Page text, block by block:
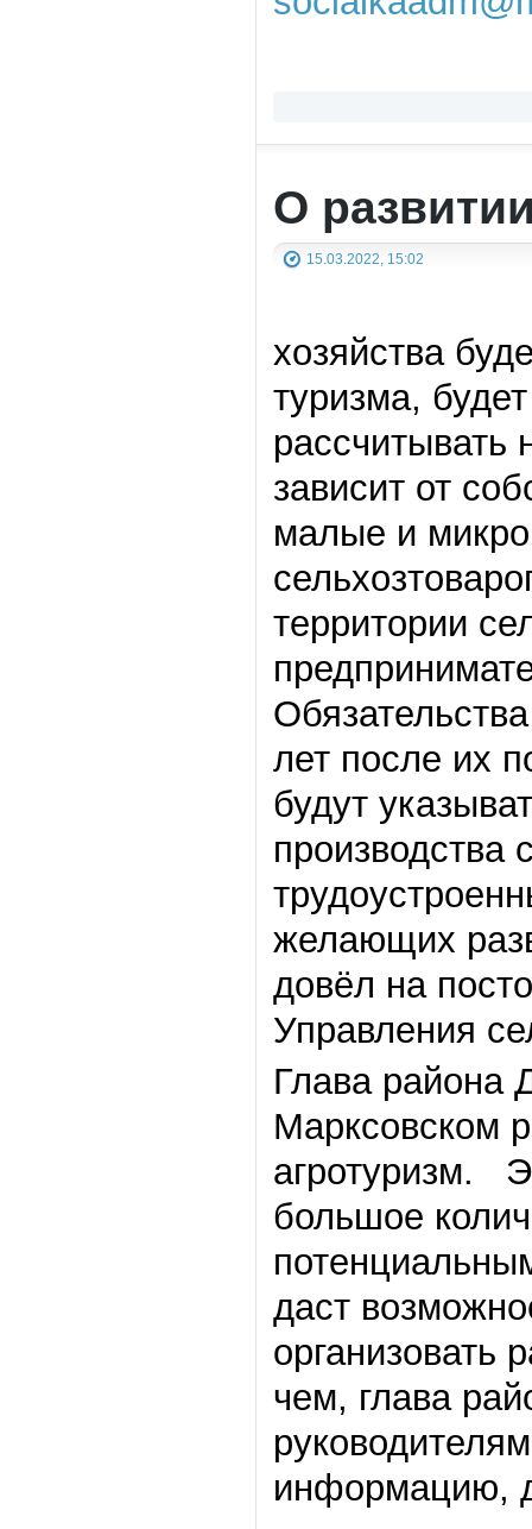
О
15.03.2022, 15:02
хозяйства
туризма,
рассчитывать
зависит от
малые и
территории
лет после их
будут
производства
желающих
довёл на
Управления
Глава района
Марксовском
агротуризм.
большое
даст
организовать
чем, глава
информацию,